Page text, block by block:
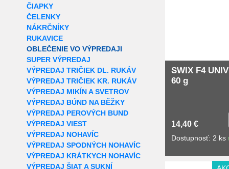
ČIAPKY
ČELENKY
NÁKRČNÍKY
RUKAVICE
OBLEČENIE VO VÝPREDAJI
SUPER VÝPREDAJ
VÝPREDAJ TRIČIEK DL. RUKÁV
VÝPREDAJ TRIČIEK KR. RUKÁV
VÝPREDAJ MIKÍN A SVETROV
VÝPREDAJ BÚND NA BĚŽKY
VÝPREDAJ PEROVÝCH BUND
VÝPREDAJ VIEST
VÝPREDAJ NOHAVÍC
VÝPREDAJ SPODNÝCH NOHAVÍC
VÝPREDAJ KRÁTKYCH NOHAVÍC
VÝPREDAJ ŠIAT A SUKNÍ
SWIX F4
60 g
14,40 €
Dostupnosť: 2 ks